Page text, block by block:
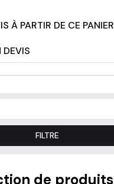
À PARTIR DE CE PANIER
DEVIS
FILTRE
de produits